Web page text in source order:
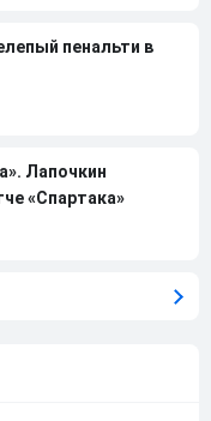
пенальти в
Лапочкин
«Спартака»